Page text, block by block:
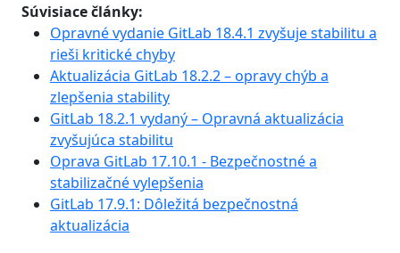
Súvisiace články:
Opravné vydanie GitLab 18.4.1 zvyšuje stabilitu a
rieši kritické chyby
Aktualizácia GitLab 18.2.2 – opravy chýb a
zlepšenia stability
GitLab 18.2.1 vydaný – Opravná aktualizácia
zvyšujúca stabilitu
Oprava GitLab 17.10.1 - Bezpečnostné a
stabilizačné vylepšenia
GitLab 17.9.1: Dôležitá bezpečnostná
aktualizácia